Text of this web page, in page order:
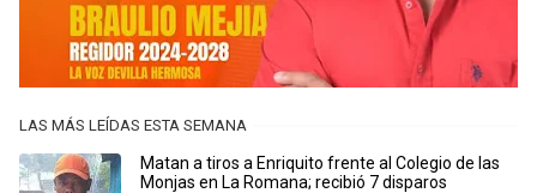
LAS MÁS LEÍDAS ESTA SEMANA
Matan a tiros a Enriquito frente al Colegio de las
Monjas en La Romana; recibió 7 disparos